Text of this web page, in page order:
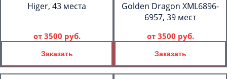
Higer, 43 места
от 3500 руб.
Заказать
Golden Dragon XML6896-
6957, 39 мест
от 3500 руб.
Заказать